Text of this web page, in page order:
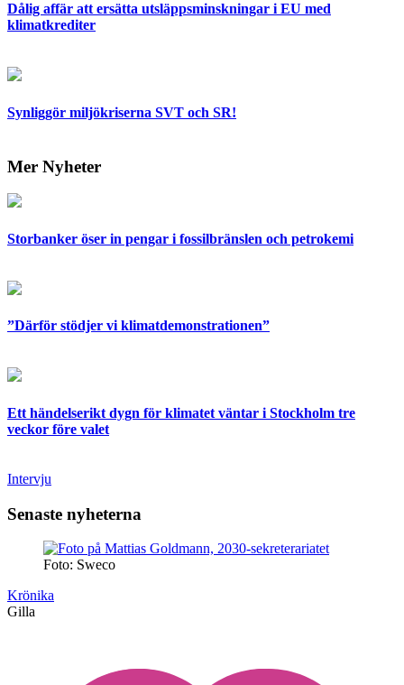
Dålig affär att ersätta utsläppsminskningar i EU med
klimatkrediter
Synliggör miljökriserna SVT och SR!
Mer Nyheter
Storbanker öser in pengar i fossilbränslen och petrokemi
”Därför stödjer vi klimatdemonstrationen”
Ett händelserikt dygn för klimatet väntar i Stockholm tre
veckor före valet
Intervju
Senaste nyheterna
Foto: Sweco
Krönika
Gilla